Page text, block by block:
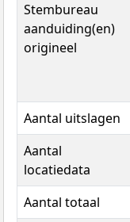
Stembureau
aanduiding(en)
origineel
Aantal uitslagen
Aantal
locatiedata
Aantal totaal